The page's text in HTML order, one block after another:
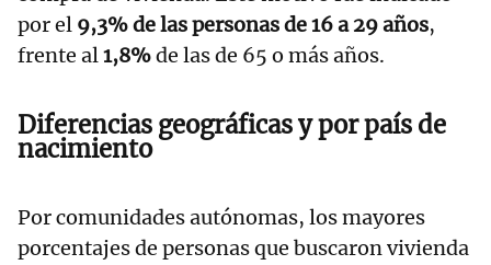
por el 9,3% de las personas de 16 a 29 años,
frente al1,8%de las de 65 o más años.
Diferencias geográficas y por país de
nacimiento
Por comunidades autónomas, los mayores
porcentajes de personas que buscaron vivienda